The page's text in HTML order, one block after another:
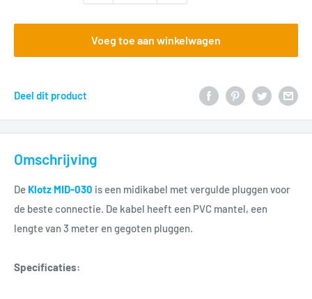
Voeg toe aan winkelwagen
Deel dit product
Omschrijving
De Klotz MID-030 is een midikabel met vergulde pluggen voor
de beste connectie. De kabel heeft een PVC mantel, een
lengte van 3 meter en gegoten pluggen.
Specificaties: